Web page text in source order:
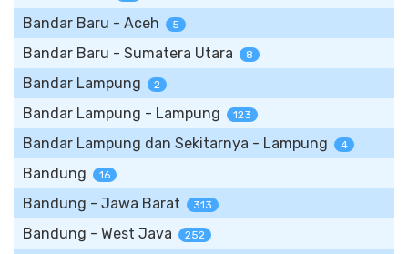
Bandar Baru - Aceh 5
Bandar Baru - Sumatera Utara 8
Bandar Lampung 2
Bandar Lampung - Lampung 123
Bandar Lampung dan Sekitarnya - Lampung 4
Bandung 16
Bandung - Jawa Barat 313
Bandung - West Java 252